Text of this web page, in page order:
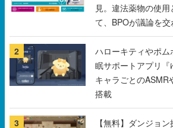
2
ハローキティやポム
眠サポートアプリ『
キャラごとのASMR
搭載
3
【無料】ダンジョン
を自分の店で売るゲ
Steamにて無料配
2』の9月2日正式